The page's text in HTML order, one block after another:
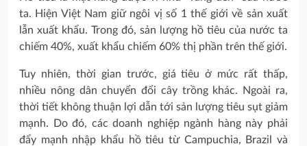
ta. Hiện Việt Nam giữ ngôi vị số 1 thế giới về sản xuất
lẫn xuất khẩu. Trong đó, sản lượng hồ tiêu của nước ta
chiếm 40%, xuất khẩu chiếm 60% thị phần trên thế giới.
Tuy nhiên, thời gian trước, giá tiêu ở mức rất thấp,
nhiều nông dân chuyển đổi cây trồng khác. Ngoài ra,
thời tiết không thuận lợi dẫn tới sản lượng tiêu sụt giảm
mạnh. Do đó, các doanh nghiệp ngành hàng này phải
đẩy mạnh nhập khẩu hồ tiêu từ Campuchia, Brazil và